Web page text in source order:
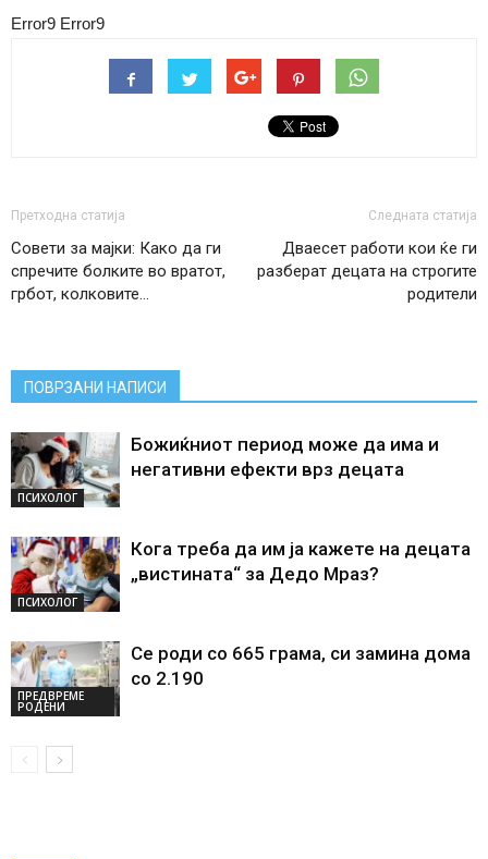
Error9 Error9
Претходна статија
Совети за мајки: Како да ги
спречите болките во вратот,
грбот, колковите…
Следната статија
Дваесет работи кои ќе ги
разберат децата на строгите
родители
ПОВРЗАНИ НАПИСИ
ПСИХОЛОГ
Божиќниот период може да има и
негативни ефекти врз децата
ПСИХОЛОГ
Кога треба да им ја кажете на децата
„вистината“ за Дедо Мраз?
ПРЕДВРЕМЕ
РОДЕНИ
Се роди со 665 грама, си замина дома
со 2.190